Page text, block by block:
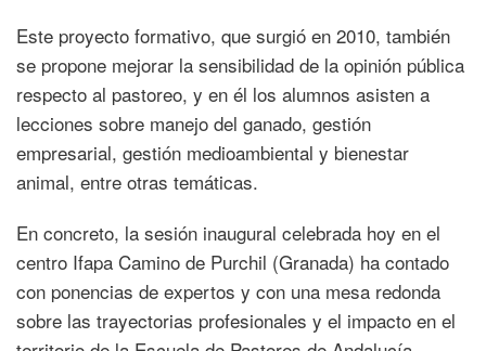
Este proyecto formativo, que surgió en 2010, también
se propone mejorar la sensibilidad de la opinión pública
respecto al pastoreo, y en él los alumnos asisten a
lecciones sobre manejo del ganado, gestión
empresarial, gestión medioambiental y bienestar
animal, entre otras temáticas.
En concreto, la sesión inaugural celebrada hoy en el
centro Ifapa Camino de Purchil (Granada) ha contado
con ponencias de expertos y con una mesa redonda
sobre las trayectorias profesionales y el impacto en el